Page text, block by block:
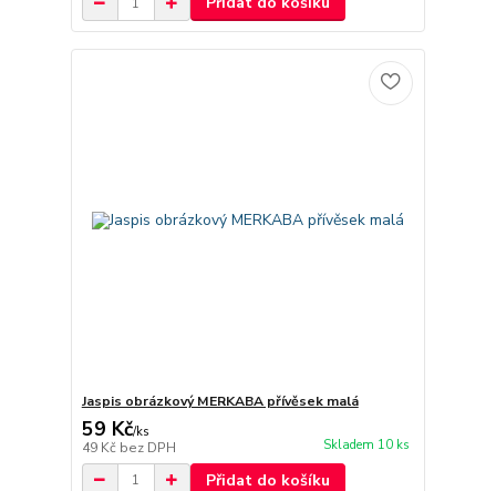
Jaspis obrázkový MERKABA přívěsek malá
59 Kč/ks
49 Kč bez DPH Skladem 10 ks
Přidat do košíku